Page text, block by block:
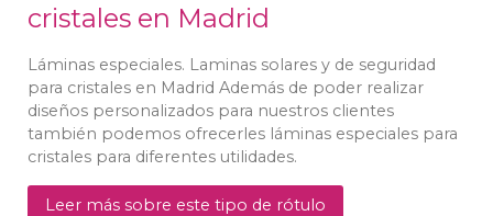
cristales en Madrid
Láminas especiales. Laminas solares y de seguridad
para cristales en Madrid Además de poder realizar
diseños personalizados para nuestros clientes
también podemos ofrecerles láminas especiales para
cristales para diferentes utilidades.
Leer más sobre este tipo de rótulo